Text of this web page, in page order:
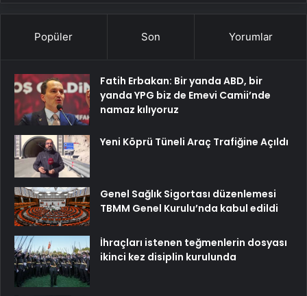
Popüler Son Yorumlar
Fatih Erbakan: Bir yanda ABD, bir
yanda YPG biz de Emevi Camii’nde
namaz kılıyoruz
Yeni Köprü Tüneli Araç Trafiğine Açıldı
Genel Sağlık Sigortası düzenlemesi
TBMM Genel Kurulu’nda kabul edildi
İhraçları istenen teğmenlerin dosyası
ikinci kez disiplin kurulunda